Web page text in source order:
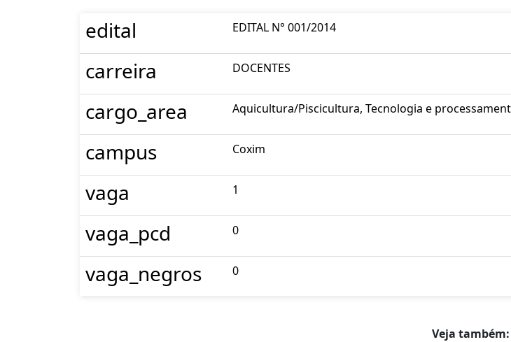
edital EDITAL N° 001/2014
carreira DOCENTES
cargo_area Aquicultura/Piscicultura, Tecnologia e
campus Coxim
vaga 1
vaga_pcd 0
vaga_negros 0
Veja também: